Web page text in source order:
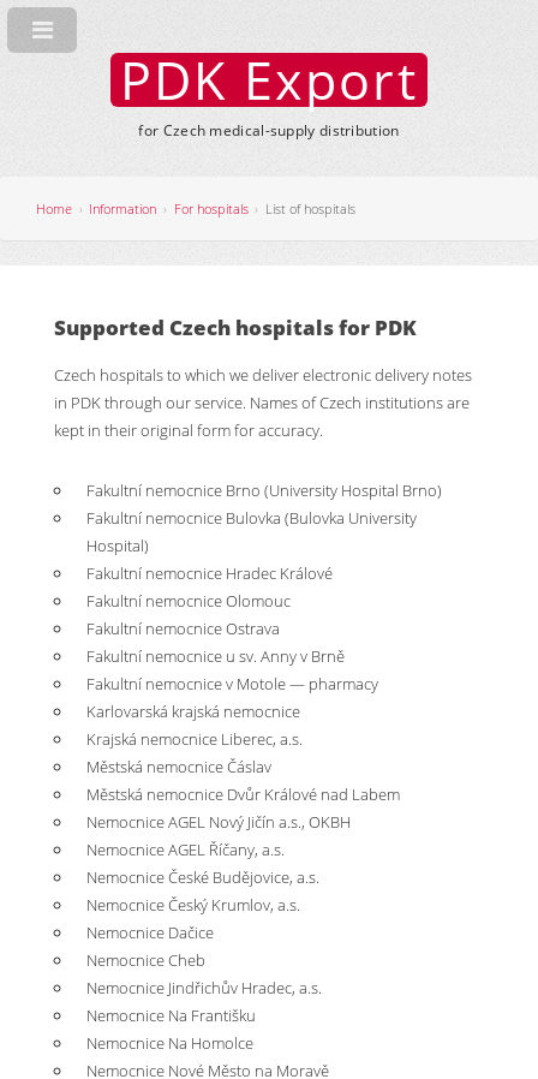
PDK Export
for Czech medical-supply distribution
Home Information For hospitals List of hospitals
Supported Czech hospitals for PDK
Czech hospitals to which we deliver electronic delivery notes
in PDK through our service. Names of Czech institutions are
kept in their original form for accuracy.
Fakultní nemocnice Brno (University Hospital Brno)
Fakultní nemocnice Bulovka (Bulovka University
Hospital)
Fakultní nemocnice Hradec Králové
Fakultní nemocnice Olomouc
Fakultní nemocnice Ostrava
Fakultní nemocnice u sv. Anny v Brně
Fakultní nemocnice v Motole — pharmacy
Karlovarská krajská nemocnice
Krajská nemocnice Liberec, a.s.
Městská nemocnice Čáslav
Městská nemocnice Dvůr Králové nad Labem
Nemocnice AGEL Nový Jičín a.s., OKBH
Nemocnice AGEL Říčany, a.s.
Nemocnice České Budějovice, a.s.
Nemocnice Český Krumlov, a.s.
Nemocnice Dačice
Nemocnice Cheb
Nemocnice Jindřichův Hradec, a.s.
Nemocnice Na Františku
Nemocnice Na Homolce
Nemocnice Nové Město na Moravě